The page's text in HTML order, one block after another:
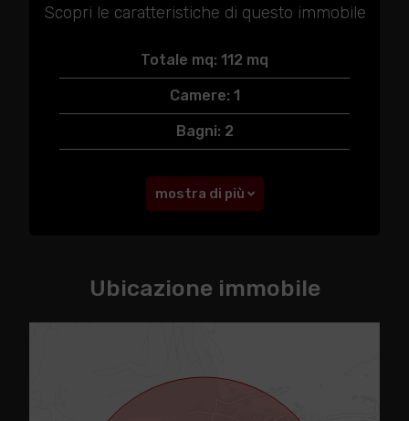
Scopri le caratteristiche di questo immobile
Totale mq: 112 mq
Camere: 1
Bagni: 2
mostra di più
Ubicazione immobile